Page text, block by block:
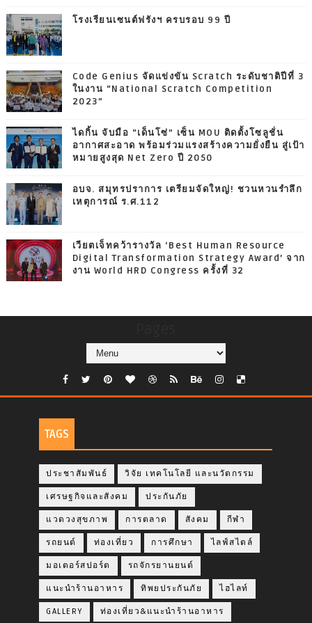
โรงเรียนเซนต์ฟรังฯ ครบรอบ 99 ปี
Code Genius จัดแข่งขัน Scratch ระดับชาติปีที่ 3
ในงาน “National Scratch Competition
2023”
ไดกิ้น จับมือ “เด็นโซ่” เซ็น MOU ติดตั้งโซลูชั่น
อากาศสะอาด พร้อมร่วมแรงสร้างความยั่งยืน สู่เป้า
หมายสูงสุด Net Zero ปี 2050
อบจ. สมุทรปราการ เตรียมจัดใหญ่! ชวนหวนรำลึก
เหตุการณ์ ร.ศ.112
เวียตเจ็ทคว้ารางวัล ‘Best Human Resource
Digital Transformation Strategy Award’ จาก
งาน World HRD Congress ครั้งที่ 32
TAGS
ประชาสัมพันธ์ วิจัย เทคโนโลยี และนวัตกรรม
เศรษฐกิจและสังคม ประกันภัย
แวดวงสุขภาพ การตลาด สังคม กีฬา
รถยนต์ ท่องเที่ยว การศึกษา ไลฟ์สไตล์
มอเตอร์สปอร์ต รถจักรยานยนต์
แนะนำร้านอาหาร ทิพยประกันภัย ไฮไลท์
GALLERY ท่องเที่ยว&แนะนำร้านอาหาร